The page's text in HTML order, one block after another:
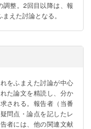
調整。2回目以降は、報
えた討論となる。
をふまえた討論が中心
た論文を精読し、分か
される。報告者（当番
問点・論点を記したレ
者には、他の関連文献